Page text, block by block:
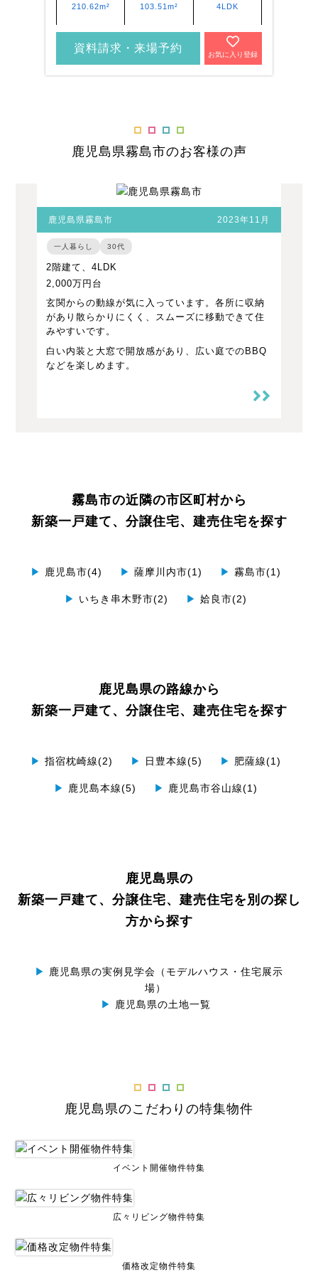
210.62m² 103.51m² 4LDK
資料請求・来場予約
お気に入り登録
鹿児島県霧島市のお客様の声
鹿児島県霧島市 2023年11月
一人暮らし 30代
2階建て、4LDK
2,000万円台
玄関からの動線が気に入っています。各所に収納
があり散らかりにくく、スムーズに移動できて住
みやすいです。
白い内装と大窓で開放感があり、広い庭でのBBQ
などを楽しめます。
霧島市の近隣の市区町村から
新築一戸建て、分譲住宅、建売住宅を探す
▶ 鹿児島市(4) ▶ 薩摩川内市(1) ▶ 霧島市(1)
▶ いちき串木野市(2) ▶ 姶良市(2)
鹿児島県の路線から
新築一戸建て、分譲住宅、建売住宅を探す
▶ 指宿枕崎線(2) ▶ 日豊本線(5) ▶ 肥薩線(1)
▶ 鹿児島本線(5) ▶ 鹿児島市谷山線(1)
鹿児島県の
新築一戸建て、分譲住宅、建売住宅を別の探し
方から探す
▶
鹿児島県の実例見学会（モデルハウス・住宅展示
場）
▶
鹿児島県の土地一覧
鹿児島県のこだわりの特集物件
イベント開催物件特集
広々リビング物件特集
価格改定物件特集